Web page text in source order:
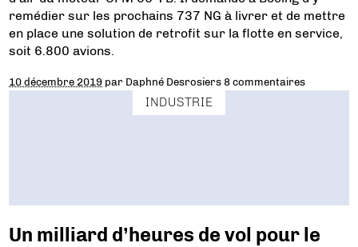
remédier sur les prochains 737 NG à livrer et de mettre
en place une solution de retrofit sur la flotte en service,
soit 6.800 avions.
10 décembre 2019 par Daphné Desrosiers 8 commentaires
INDUSTRIE
Un milliard d’heures de vol pour le